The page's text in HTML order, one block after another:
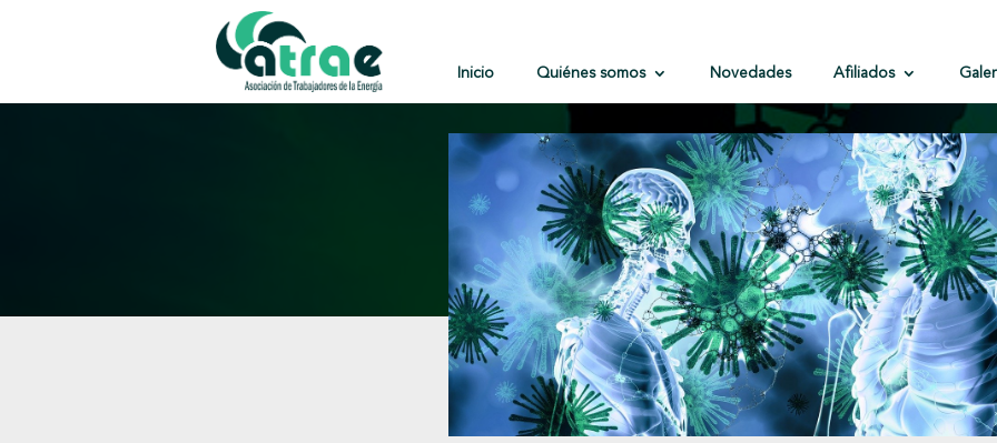
Inicio Quiénes somos Novedades Afiliados